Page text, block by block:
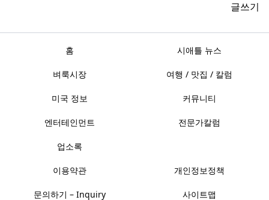
글쓰기
홈 시애틀 뉴스
벼룩시장 여행 / 맛집 / 칼럼
미국 정보 커뮤니티
엔터테인먼트 전문가칼럼
업소록
이용약관 개인정보정책
문의하기 – Inquiry 사이트맵